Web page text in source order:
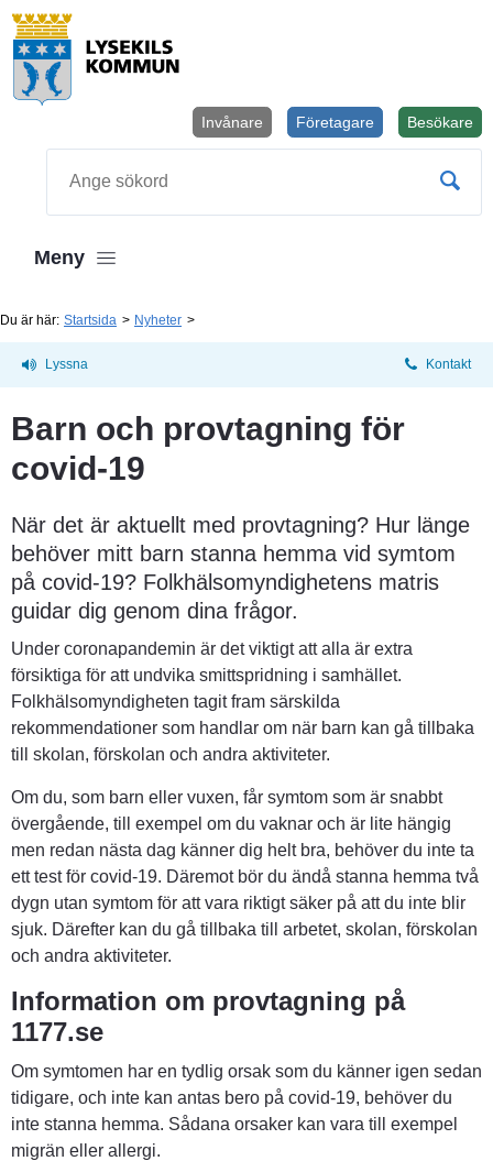
Besökare
Företagare
Invånare
Meny
Du är här: Startsida Nyheter
Lyssna Kontakt
Barn och provtagning för
covid-19
När det är aktuellt med provtagning? Hur länge
behöver mitt barn stanna hemma vid symtom
på covid-19? Folkhälsomyndighetens matris
guidar dig genom dina frågor.
Under coronapandemin är det viktigt att alla är extra
försiktiga för att undvika smittspridning i samhället.
Folkhälsomyndigheten tagit fram särskilda
rekommendationer som handlar om när barn kan gå tillbaka
till skolan, förskolan och andra aktiviteter.
Om du, som barn eller vuxen, får symtom som är snabbt
övergående, till exempel om du vaknar och är lite hängig
men redan nästa dag känner dig helt bra, behöver du inte ta
ett test för covid-19. Däremot bör du ändå stanna hemma två
dygn utan symtom för att vara riktigt säker på att du inte blir
sjuk. Därefter kan du gå tillbaka till arbetet, skolan, förskolan
och andra aktiviteter.
Information om provtagning på
1177.se
Om symtomen har en tydlig orsak som du känner igen sedan
tidigare, och inte kan antas bero på covid-19, behöver du
inte stanna hemma. Sådana orsaker kan vara till exempel
migrän eller allergi.